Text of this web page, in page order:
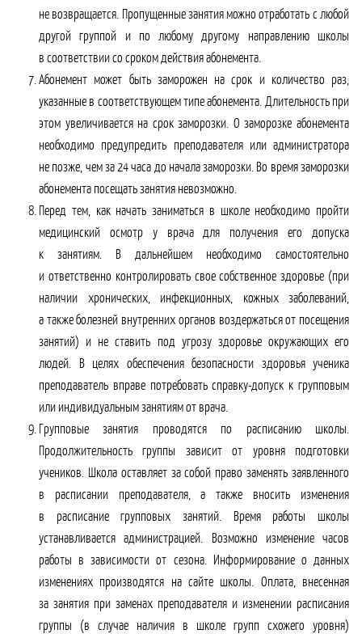
не возвращается. Пропущенные занятия можно отработать с любой
другой группой и по любому другому направлению школы
в соответствии со сроком действия абонемента.
Абонемент может быть заморожен на срок и количество раз,
указанные в соответствующем типе абонемента. Длительность при
этом увеличивается на срок заморозки. О заморозке абонемента
необходимо предупредить преподавателя или администратора
не позже, чем за 24 часа до начала заморозки. Во время заморозки
абонемента посещать занятия невозможно.
Перед тем, как начать заниматься в школе необходимо пройти
медицинский осмотр у врача для получения его допуска
к занятиям. В дальнейшем необходимо самостоятельно
и ответственно контролировать свое собственное здоровье (при
наличии хронических, инфекционных, кожных заболеваний,
а также болезней внутренних органов воздержаться от посещения
занятий) и не ставить под угрозу здоровье окружающих его
людей. В целях обеспечения безопасности здоровья ученика
преподаватель вправе потребовать справку-допуск к групповым
или индивидуальным занятиям от врача.
Групповые занятия проводятся по расписанию школы.
Продолжительность группы зависит от уровня подготовки
учеников. Школа оставляет за собой право заменять заявленного
в расписании преподавателя, а также вносить изменения
в расписание групповых занятий. Время работы школы
устанавливается администрацией. Возможно изменение часов
работы в зависимости от сезона. Информирование о данных
изменениях производятся на сайте школы. Оплата, внесенная
за занятия при заменах преподавателя и изменении расписания
группы (в случае наличия в школе групп схожего уровня)